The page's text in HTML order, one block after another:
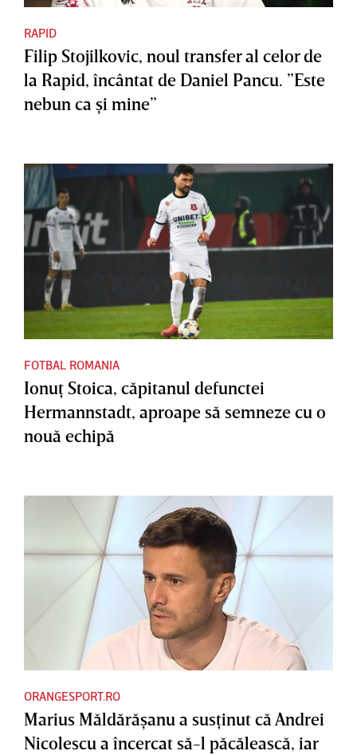
RAPID
Filip Stojilkovic, noul transfer al celor de
la Rapid, încântat de Daniel Pancu. ”Este
nebun ca şi mine”
FOTBAL ROMANIA
Ionuţ Stoica, căpitanul defunctei
Hermannstadt, aproape să semneze cu o
nouă echipă
ORANGESPORT.RO
Marius Măldărăşanu a susţinut că Andrei
Nicolescu a încercat să-l păcălească, iar